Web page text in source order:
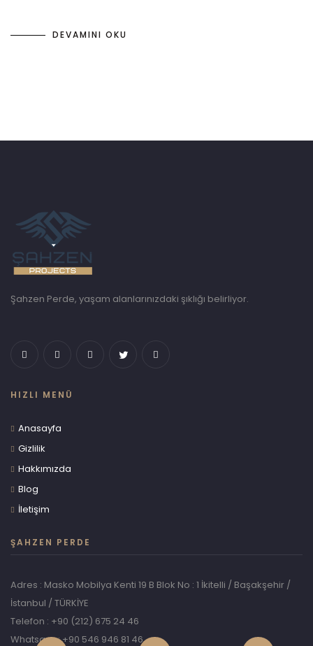
DEVAMINI OKU
Şahzen Perde, yaşam alanlarınızdaki şıklığı belirliyor.
HIZLI MENÜ
Anasayfa
Gizlilik
Hakkımızda
Blog
İletişim
ŞAHZEN PERDE
Adres : Masko Mobilya Kenti 19 B Blok No : 1 İkitelli / Başakşehir /
İstanbul / TÜRKİYE
Telefon : +90 (212) 675 24 46
Whatsapp: +90 546 946 81 46